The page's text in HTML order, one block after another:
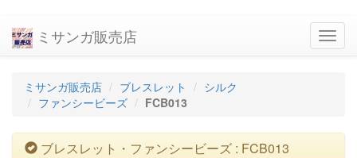
ミサンガ販売店
ミサンガ販売店 ブレスレット
シルク
ファンシービーズ
FCB013
ブレスレット・ファンシービーズ : FCB013